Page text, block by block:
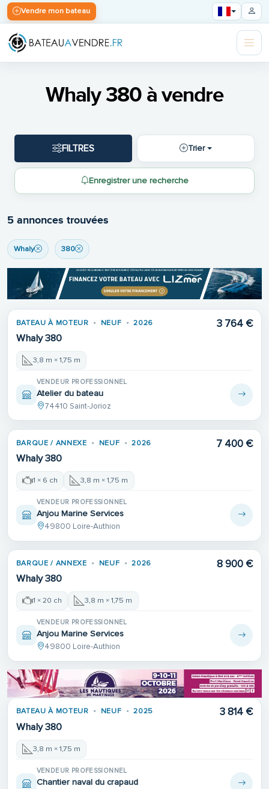
Vendre mon bateau
Whaly 380 à vendre
FILTRES Trier
Enregistrer une recherche
5 annonces trouvées
Whaly 380
BATEAU À MOTEUR NEUF 2026
Whaly 380
3 764 €
3,8 m × 1,75 m
VENDEUR PROFESSIONNEL
Atelier du bateau
74410 Saint-Jorioz
BARQUE / ANNEXE NEUF 2026
Whaly 380
7 400 €
1 × 6 ch 3,8 m × 1,75 m
VENDEUR PROFESSIONNEL
Anjou Marine Services
49800 Loire-Authion
BARQUE / ANNEXE NEUF 2026
Whaly 380
8 900 €
1 × 20 ch 3,8 m × 1,75 m
VENDEUR PROFESSIONNEL
Anjou Marine Services
49800 Loire-Authion
BATEAU À MOTEUR NEUF 2025
Whaly 380
3 814 €
3,8 m × 1,75 m
VENDEUR PROFESSIONNEL
Chantier naval du crapaud